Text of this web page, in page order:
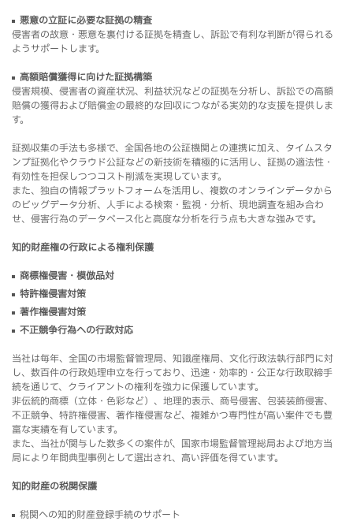
悪意の立証に必要な証拠の精査
侵害者の故意・悪意を裏付ける証拠を精査し、訴訟で有利な判断が得られる
ようサポートします。
高額賠償獲得に向けた証拠構築
侵害規模、侵害者の資産状況、利益状況などの証拠を分析し、訴訟での高額
賠償の獲得および賠償金の最終的な回収につながる実効的な支援を提供しま
す。
証拠収集の手法も多様で、全国各地の公証機関との連携に加え、タイムスタ
ンプ証拠化やクラウド公証などの新技術を積極的に活用し、証拠の適法性・
有効性を担保しつつコスト削減を実現しています。
また、独自の情報プラットフォームを活用し、複数のオンラインデータから
のビッグデータ分析、人手による検索・監視・分析、現地調査を組み合わ
せ、侵害行為のデータベース化と高度な分析を行う点も大きな強みです。
知的財産権の行政による権利保護
商標権侵害・模倣品対
特許権侵害対策
著作権侵害対策
不正競争行為への行政対応
当社は毎年、全国の市場監督管理局、知識産権局、文化行政法執行部門に対
し、数百件の行政処理申立を行っており、迅速・効率的・公正な行政取締手
続を通じて、クライアントの権利を強力に保護しています。
非伝統的商標（立体・色彩など）、地理的表示、商号侵害、包装装飾侵害、
不正競争、特許権侵害、著作権侵害など、複雑かつ専門性が高い案件でも豊
富な実績を有しています。
また、当社が関与した数多くの案件が、国家市場監督管理総局および地方当
局により年間典型事例として選出され、高い評価を得ています。
知的財産の税関保護
税関への知的財産登録手続のサポート